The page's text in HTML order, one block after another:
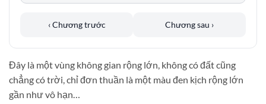
‹ Chương trước Chương sau ›
Đây là một vùng không gian rộng lớn, không có đất cũng
chẳng có trời, chỉ đơn thuần là một màu đen kịch rộng lớn
gần như vô hạn…